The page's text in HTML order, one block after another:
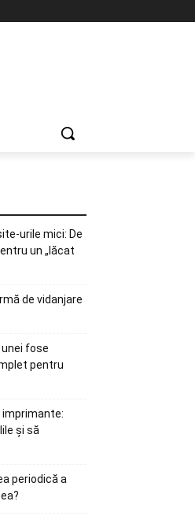
urile mici: De
un „lăcat
de vidanjare
fose
pentru
imprimante:
și să
periodică a